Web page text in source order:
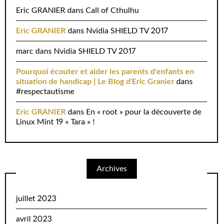
Eric GRANIER dans Call of Cthulhu
Eric GRANIER dans Nvidia SHIELD TV 2017
marc dans Nvidia SHIELD TV 2017
Pourquoi écouter et aider les parents d'enfants en
situation de handicap | Le Blog d'Eric Granier dans
#respectautisme
Eric GRANIER dans En « root » pour la découverte de
Linux Mint 19 « Tara » !
Archives
juillet 2023
avril 2023